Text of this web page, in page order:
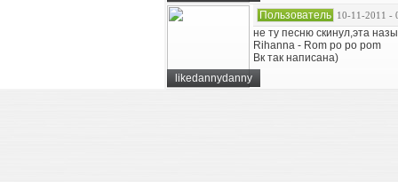
likedannydanny
Пользователь 10-11-2011 -
не ту песню скинул,эта
Rihanna - Rom po po pom
Вк так написана)